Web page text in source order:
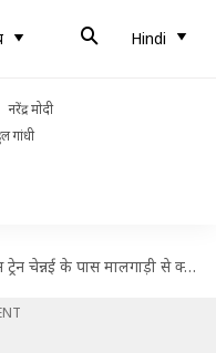
Hindi
नरेंद्र मोदी
गांधी
मालगाड़ी से क्यों टकराई? अधिकारियों ने बताया कारण